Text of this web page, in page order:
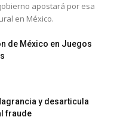
apostará por esa
en México.
de México en Juegos
y desarticula
fraude